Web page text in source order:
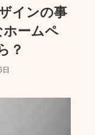
インの事
ームペ
？